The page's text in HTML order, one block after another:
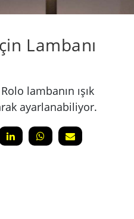
Lambanı
lambanın ışık
ayarlanabiliyor.